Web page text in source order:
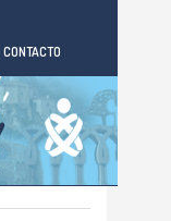
CONTACTO